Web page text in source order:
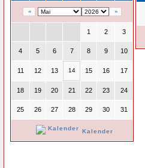
« »
1 2 3
4 5 6 7 8 9 10
11 12 13 14 15 16 17
18 19 20 21 22 23 24
25 26 27 28 29 30 31
Kalender